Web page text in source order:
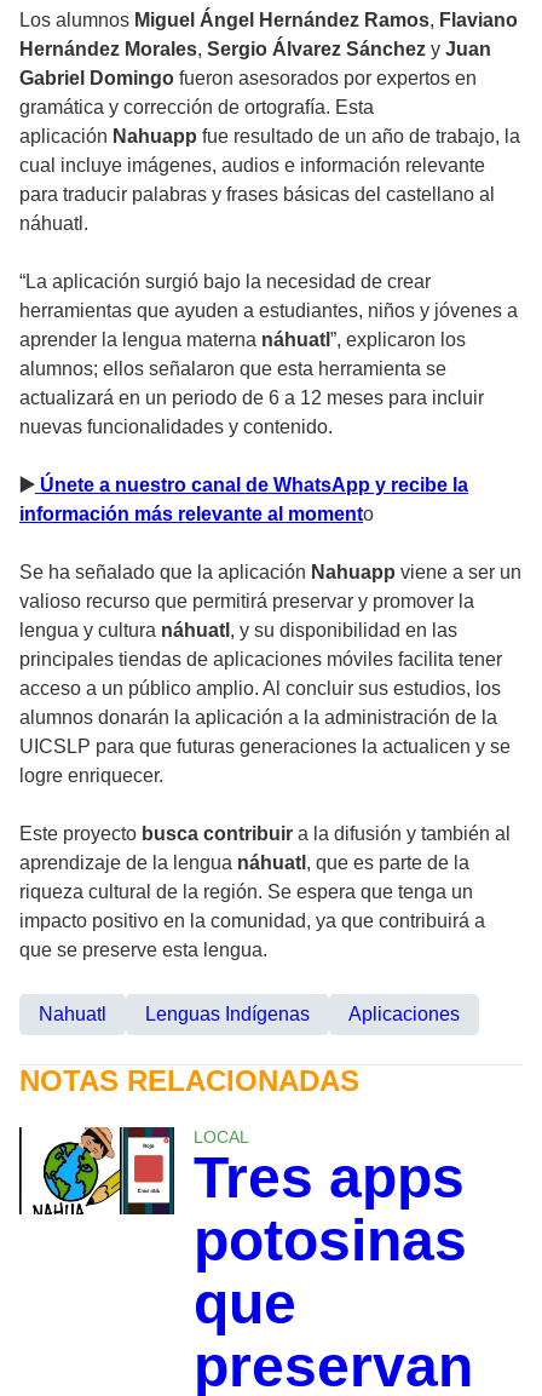
Los alumnos Miguel Ángel Hernández Ramos, Flaviano
Hernández Morales, Sergio Álvarez Sánchez y Juan
Gabriel Domingo fueron asesorados por expertos en
gramática y corrección de ortografía. Esta
aplicación Nahuapp fue resultado de un año de trabajo, la
cual incluye imágenes, audios e información relevante
para traducir palabras y frases básicas del castellano al
náhuatl.
“La aplicación surgió bajo la necesidad de crear
herramientas que ayuden a estudiantes, niños y jóvenes a
aprender la lengua materna náhuatl ”, explicaron los
alumnos; ellos señalaron que esta herramienta se
actualizará en un periodo de 6 a 12 meses para incluir
nuevas funcionalidades y contenido.
▶ ️ Únete a nuestro canal de WhatsApp y recibe la
información más relevante al momento
Se ha señalado que la aplicación Nahuapp viene a ser un
valioso recurso que permitirá preservar y promover la
lengua y cultura náhuatl , y su disponibilidad en las
principales tiendas de aplicaciones móviles facilita tener
acceso a un público amplio. Al concluir sus estudios, los
alumnos donarán la aplicación a la administración de la
UICSLP para que futuras generaciones la actualicen y se
logre enriquecer.
Este proyecto busca contribuir a la difusión y también al
aprendizaje de la lengua náhuatl , que es parte de la
riqueza cultural de la región. Se espera que tenga un
impacto positivo en la comunidad, ya que contribuirá a
que se preserve esta lengua.
Nahuatl Lenguas Indígenas Aplicaciones
NOTAS RELACIONADAS
LOCAL
Tres apps
potosinas
que
preservan